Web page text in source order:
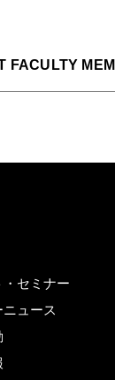
FACULTY
・セミナー
ュース